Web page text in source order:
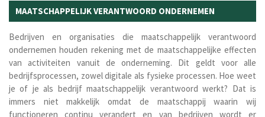
MAATSCHAPPELIJK VERANTWOORD ONDERNEMEN
Bedrijven en organisaties die maatschappelijk verantwoord
ondernemen houden rekening met de maatschappelijke effecten
van activiteiten vanuit de onderneming. Dit geldt voor alle
bedrijfsprocessen, zowel digitale als fysieke processen. Hoe weet
je of je als bedrijf maatschappelijk verantwoord werkt? Dat is
immers niet makkelijk omdat de maatschappij waarin wij
functioneren continu verandert en van bedrijven wordt er